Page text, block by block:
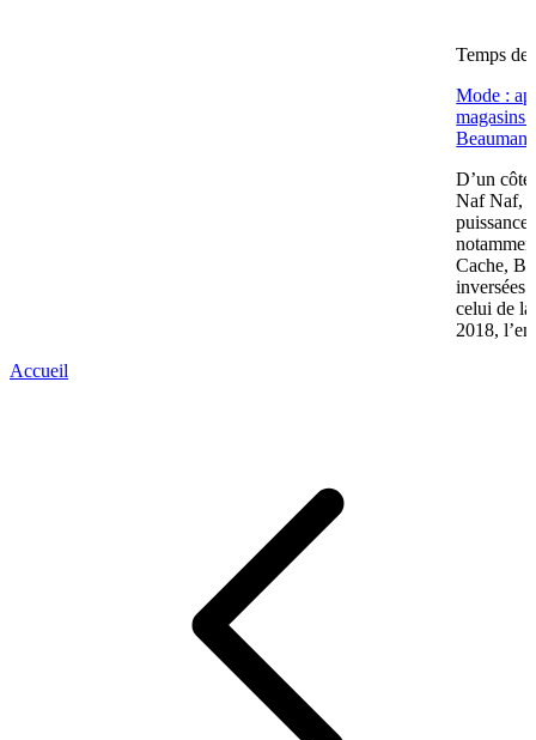
Temps de
Mode :
magasins
D’un
Naf Naf,
Cache,
inversées
celui de
2018,
Accueil